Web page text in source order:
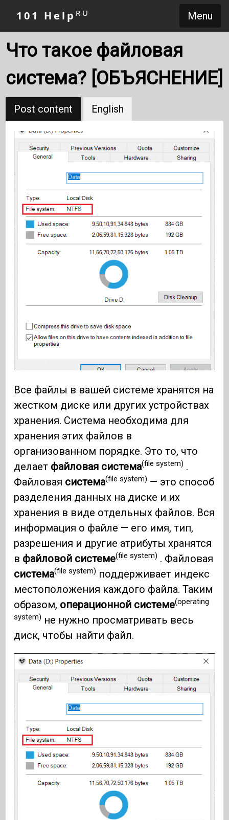
Menu
101 Help RU
Что такое файловая
система? [ОБЪЯСНЕНИЕ]
Post content English
Все файлы в вашей системе хранятся на
жестком диске или других устройствах
хранения. Система необходима для
хранения этих файлов в
организованном порядке. Это то, что
делает файловая система(file system) .
Файловая система(file system) — это способ
разделения данных на диске и их
хранения в виде отдельных файлов. Вся
информация о файле — его имя, тип,
разрешения и другие атрибуты хранятся
в файловой системе(file system) . Файловая
система(file system) поддерживает индекс
местоположения каждого файла. Таким
образом, операционной системе(operating
system) не нужно просматривать весь
диск, чтобы найти файл.